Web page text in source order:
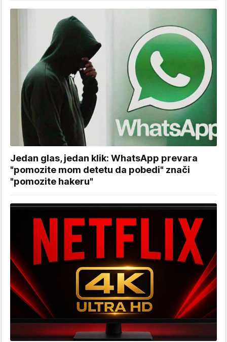
Jedan glas, jedan klik: WhatsApp prevara
"pomozite mom detetu da pobedi" znači
"pomozite hakeru"